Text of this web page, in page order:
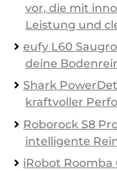
vor, die mit
Leistung und
eufy L60
deine
Shark
kraftvoller
Roborock S8
intelligente
iRobot Roomba